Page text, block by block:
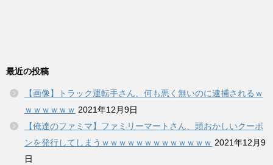
最近の投稿
【画像】トラック運転手さん、何も悪く無いのに逮捕されるｗ
ｗｗｗｗｗｗ 2021年12月9日
【俺達のファミマ】ファミリーマートさん、頭おかしいクーポ
ンを発行してしまうｗｗｗｗｗｗｗｗｗｗｗｗｗ 2021年12月9
日